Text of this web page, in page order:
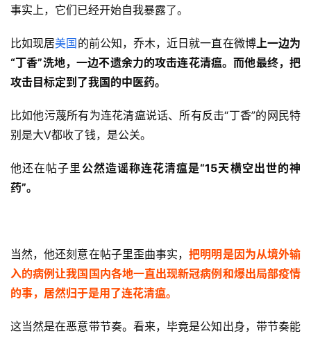
事实上，它们已经开始自我暴露了。
比如现居美国 的前公知，乔木，近日就一直在微博上一边为
“丁香”洗地，一边不遗余力的攻击连花清瘟。而他最终，把
攻击目标定到了我国的中医药。
比如他污蔑所有为连花清瘟说话、所有反击“丁香”的网民特
别是大V都收了钱，是公关。
他还在帖子里 公然造谣称连花清瘟是“15天横空出世的神
药”。
当然，他还刻意在帖子里歪曲事实，把明明是因为从境外输
入的病例让我国国内各地一直出现新冠病例和爆出局部疫情
的事，居然归于是用了连花清瘟。
这当然是在恶意带节奏。看来，毕竟是公知出身，带节奏能